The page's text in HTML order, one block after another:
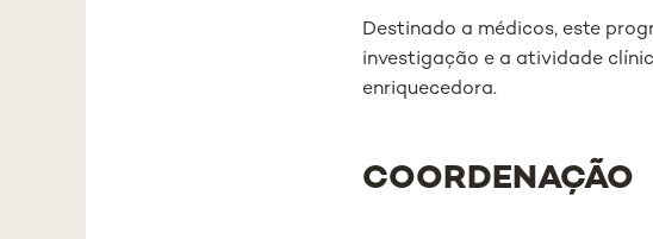
Destinado a médicos, este
investigação e a atividade
enriquecedora.
COORDENAÇÃO